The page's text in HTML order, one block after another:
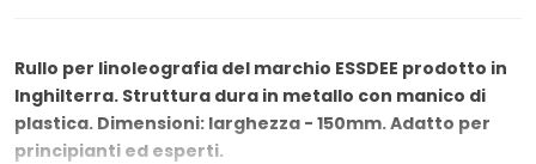
Rullo per linoleografia del marchio ESSDEE prodotto in
Inghilterra. Struttura dura in metallo con manico di
plastica. Dimensioni: larghezza - 150mm. Adatto per
principianti ed esperti.